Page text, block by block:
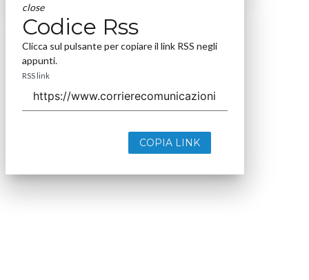
close
Codice Rss
Clicca sul pulsante per copiare il link RSS negli
appunti.
RSS link
COPIA LINK